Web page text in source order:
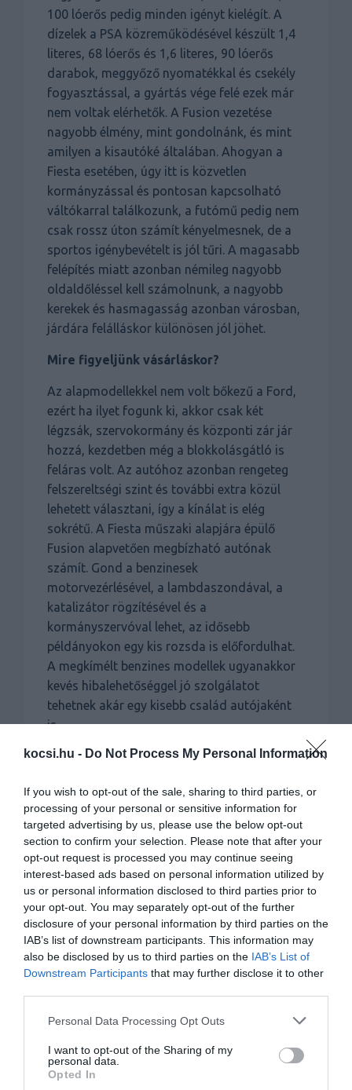
kocsi.hu - Do Not Process My Personal Information
If you wish to opt-out of the sale, sharing to third parties, or
processing of your personal or sensitive information for
targeted advertising by us, please use the below opt-out
section to confirm your selection. Please note that after your
opt-out request is processed you may continue seeing
interest-based ads based on personal information utilized by
us or personal information disclosed to third parties prior to
your opt-out. You may separately opt-out of the further
disclosure of your personal information by third parties on the
IAB’s list of downstream participants. This information may
also be disclosed by us to third parties on the IAB’s List of
Downstream Participants that may further disclose it to other
Please note that this website/app uses one or more Google
not limited to your visit or usage behaviour. You may click to
grant or deny consent to Google and its third-party tags to
use your data for below specified purposes in below Google
Personal Data Processing Opt Outs
I want to opt-out of the Sharing of my
personal data.
Opted In
100 lóerős pedig minden igényt kielégít. A
dízelek a PSA közreműködésével készült 1,4
literes, 68 lóerős és 1,6 literes, 90 lóerős
darabok, meggyőző nyomatékkal és csekély
fogyasztással, a gyártás vége felé ezek már
nem voltak elérhetők. A Fusion vezetése
nagyobb élmény, mint gondolnánk, és mint
amilyen a kisautóké általában. Ahogyan a
Fiesta esetében, úgy itt is közvetlen
kormányzással és pontosan kapcsolható
váltókarral találkozunk, a futómű pedig nem
csak rossz úton számít kényelmesnek, de a
sportos igénybevételt is jól tűri. A magasabb
felépítés miatt azonban némileg nagyobb
oldaldőléssel kell számolnunk, a nagyobb
kerekek és hasmagasság azonban városban,
járdára felálláskor különösen jól jöhet.
Mire figyeljünk vásárláskor?
Az alapmodellekkel nem volt bőkezű a Ford,
ezért ha ilyet fogunk ki, akkor csak két
légzsák, szervokormány és központi zár jár
hozzá, kezdetben még a blokkolásgátló is
feláras volt. Az autóhoz azonban rengeteg
felszereltségi szint és további extra közül
lehetett választani, így a kínálat is elég
sokrétű. A Fiesta műszaki alapjára épülő
Fusion alapvetően megbízható autónak
számít. Gond a benzinesek
motorvezérlésével, a lambdaszondával, a
katalizátor rögzítésével és a
kormányszervóval lehet, az idősebb
példányokon egy kis rozsda is előfordulhat.
A megkímélt benzines modellek ugyanakkor
kevés hibalehetőséggel jó szolgálatot
tehetnek akár egy kisebb család autójaként
is.